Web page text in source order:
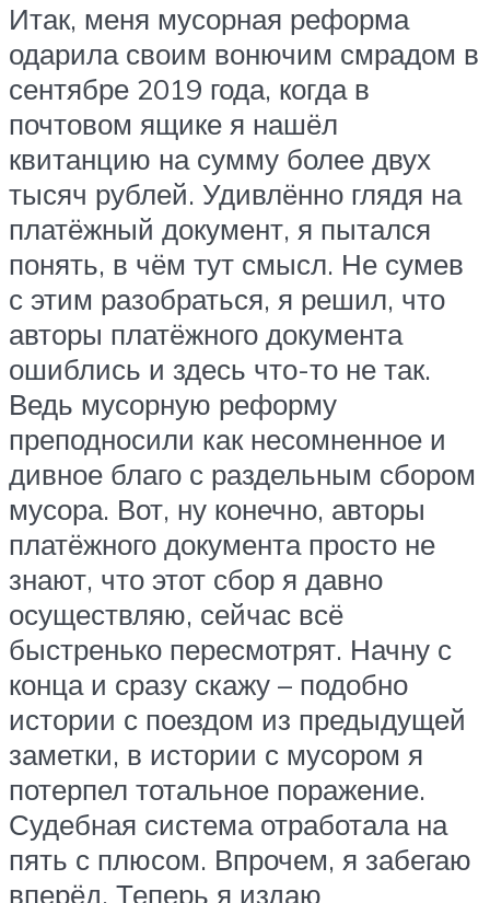
Итак, меня мусорная реформа
одарила своим вонючим смрадом в
сентябре 2019 года, когда в
почтовом ящике я нашёл
квитанцию на сумму более двух
тысяч рублей. Удивлённо глядя на
платёжный документ, я пытался
понять, в чём тут смысл. Не сумев
с этим разобраться, я решил, что
авторы платёжного документа
ошиблись и здесь что-то не так.
Ведь мусорную реформу
преподносили как несомненное и
дивное благо с раздельным сбором
мусора. Вот, ну конечно, авторы
платёжного документа просто не
знают, что этот сбор я давно
осуществляю, сейчас всё
быстренько пересмотрят. Начну с
конца и сразу скажу – подобно
истории с поездом из предыдущей
заметки, в истории с мусором я
потерпел тотальное поражение.
Судебная система отработала на
пять с плюсом. Впрочем, я забегаю
вперёд. Теперь я издаю